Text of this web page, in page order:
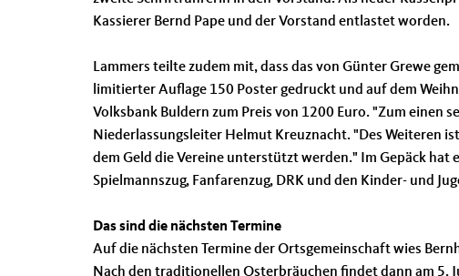
Kassierer Bernd Pape und der Vorstand entlastet worden.
Lammers teilte zudem mit, dass das von Günter Grewe
limitierter Auflage 150 Poster gedruckt und auf dem
Volksbank Buldern zum Preis von 1200 Euro. "Zum einen
Niederlassungsleiter Helmut Kreuznacht. "Des Weiteren
dem Geld die Vereine unterstützt werden." Im Gepäck hat
Spielmannszug, Fanfarenzug, DRK und den Kinder- und
Das sind die nächsten Termine
Auf die nächsten Termine der Ortsgemeinschaft wies
Nach den traditionellen Osterbräuchen findet dann am